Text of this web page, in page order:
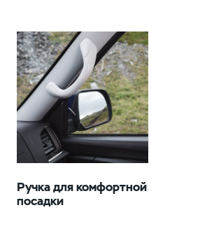
Ручка для комфортной
посадки